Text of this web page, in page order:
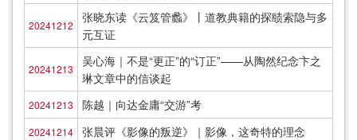
20241212
张晓东读《云笈管蠡》丨道教典籍的探赜索隐与多
元互证
20241213
吴心海｜不是“更正”的“订正”——从陶然纪念卞之
琳文章中的信谈起
20241213 陈越｜向达金庸“交游”考
20241214 张晨评《影像的叛逆》｜影像，这奇特的理念